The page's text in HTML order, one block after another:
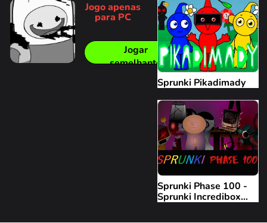
Jogo apenas
para PC
Jogar
semelhante
Sprunki Pikadimady
Sprunki Phase 100 -
Sprunki Incredibox